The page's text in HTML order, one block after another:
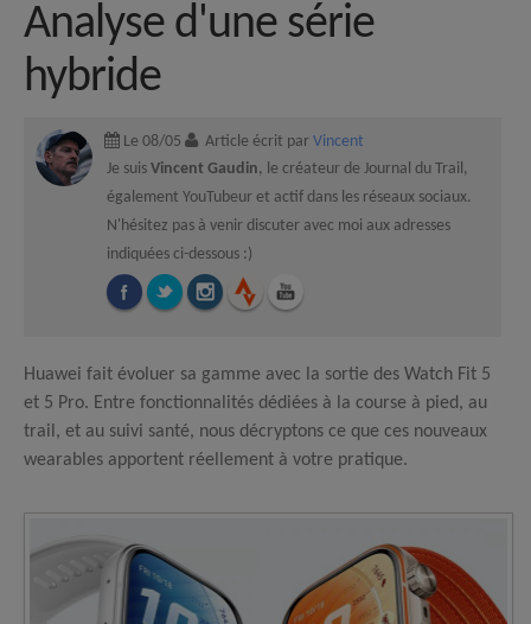
Analyse d'une série
hybride
Le 08/05 Article écrit par Vincent
Je suis Vincent Gaudin, le créateur de Journal du Trail,
également YouTubeur et actif dans les réseaux sociaux.
N'hésitez pas à venir discuter avec moi aux adresses
indiquées ci-dessous :)
Huawei fait évoluer sa gamme avec la sortie des Watch Fit 5
et 5 Pro. Entre fonctionnalités dédiées à la course à pied, au
trail, et au suivi santé, nous décryptons ce que ces nouveaux
wearables apportent réellement à votre pratique.